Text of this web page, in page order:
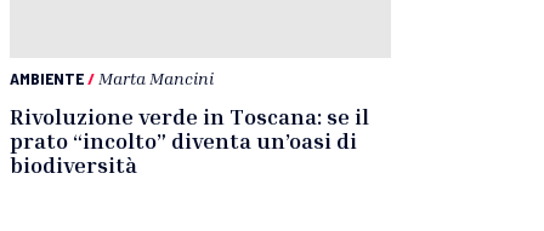
AMBIENTE/ Marta Mancini
Rivoluzione verde in Toscana: se il
prato “incolto” diventa un’oasi di
biodiversità